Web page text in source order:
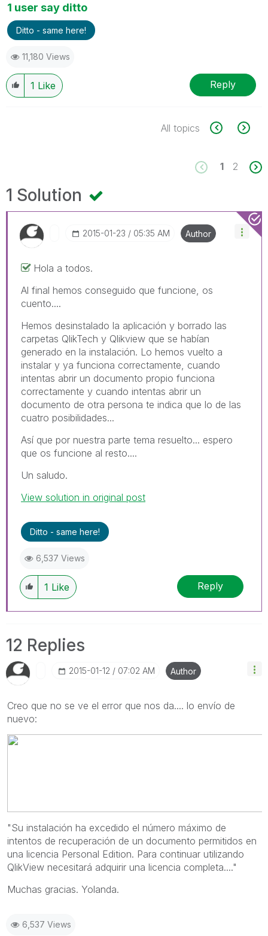
1 user say ditto
Ditto - same here!
11,180 Views
1 Like Reply
All topics
1 2
1 Solution
‎2015-01-23 05:35 AM Author
Hola a todos.
Al final hemos conseguido que funcione, os
cuento....
Hemos desinstalado la aplicación y borrado las
carpetas QlikTech y Qlikview que se habían
generado en la instalación. Lo hemos vuelto a
instalar y ya funciona correctamente, cuando
intentas abrir un documento propio funciona
correctamente y cuando intentas abrir un
documento de otra persona te indica que lo de las
cuatro posibilidades...
Así que por nuestra parte tema resuelto... espero
que os funcione al resto....
Un saludo.
View solution in original post
Ditto - same here!
6,537 Views
1 Like Reply
12 Replies
‎2015-01-12 07:02 AM Author
Creo que no se ve el error que nos da.... lo envío de
nuevo:
"Su instalación ha excedido el número máximo de
intentos de recuperación de un documento permitidos en
una licencia Personal Edition. Para continuar utilizando
QlikView necesitará adquirir una licencia completa...."
Muchas gracias. Yolanda.
6,537 Views